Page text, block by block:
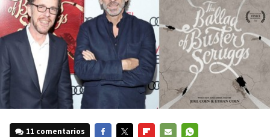
11 comentarios